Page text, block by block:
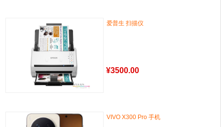
爱普生 扫描仪
¥3500.00
VIVO X300 Pro 手机